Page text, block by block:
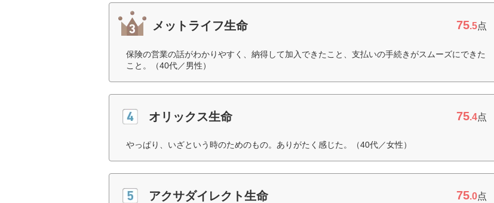
メットライフ生命 75.5点
保険の営業の話がわかりやすく、納得して加入できたこと、支払いの手続きがスムーズにできた
こと。（40代／男性）
オリックス生命 75.4点
やっぱり、いざという時のためのもの。ありがたく感じた。（40代／女性）
アクサダイレクト生命 75.0点